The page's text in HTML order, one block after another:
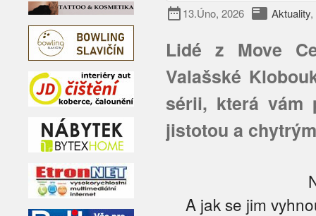
date_range13.Úno, 2026 featured_play_list Aktuality,
Lidé z Move
Valašské
sérii, která vám
jistotou a
A jak se jim